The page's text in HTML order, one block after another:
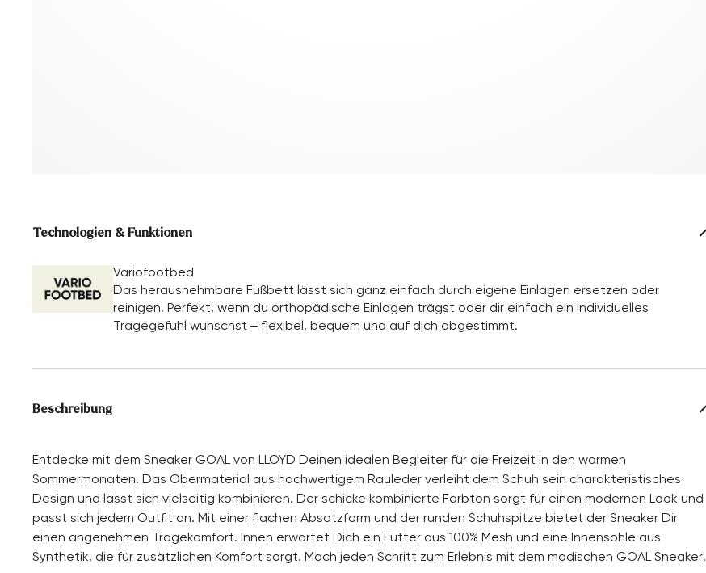
Technologien & Funktionen
Variofootbed
Das herausnehmbare Fußbett lässt sich ganz einfach durch eigene Einlagen ersetzen oder
reinigen. Perfekt, wenn du orthopädische Einlagen trägst oder dir einfach ein individuelles
Tragegefühl wünschst – flexibel, bequem und auf dich abgestimmt.
Beschreibung
Entdecke mit dem Sneaker GOAL von LLOYD Deinen idealen Begleiter für die Freizeit in den warmen
Sommermonaten. Das Obermaterial aus hochwertigem Rauleder verleiht dem Schuh sein charakteristisches
Design und lässt sich vielseitig kombinieren. Der schicke kombinierte Farbton sorgt für einen modernen Look und
passt sich jedem Outfit an. Mit einer flachen Absatzform und der runden Schuhspitze bietet der Sneaker Dir
einen angenehmen Tragekomfort. Innen erwartet Dich ein Futter aus 100% Mesh und eine Innensohle aus
Synthetik, die für zusätzlichen Komfort sorgt. Mach jeden Schritt zum Erlebnis mit dem modischen GOAL Sneaker!